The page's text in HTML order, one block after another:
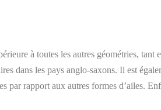
à toutes les autres géométries,
dans les pays anglo-saxons. Il est
par rapport aux autres formes d’ailes.